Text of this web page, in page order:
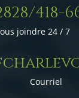
418-
joindre 24 / 7
Courriel